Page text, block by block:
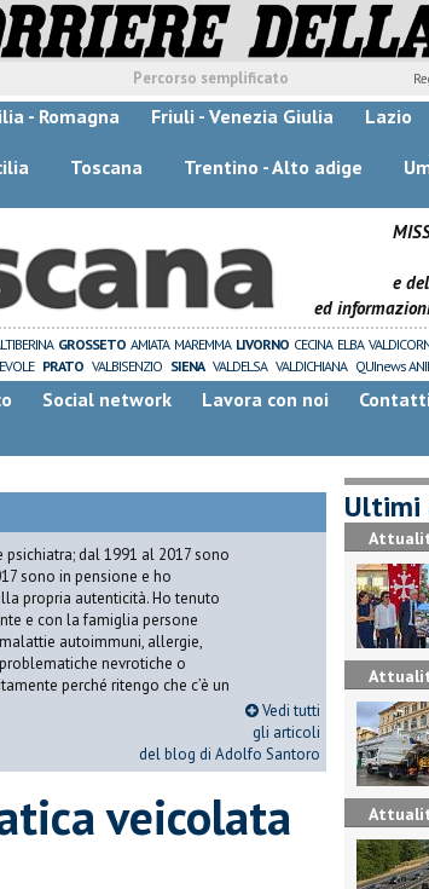
Percorso semplificato
- Romagna Friuli - Venezia Giulia Lazio
Toscana Trentino - Alto adige
e
ed
GROSSETO AMIATA MAREMMA LIVORNO CECINA ELBA
PRATO VALBISENZIO SIENA VALDELSA VALDICHIANA QUInews
Social network Lavora con noi
dal 1991 al 2017 sono
sono in pensione e ho
propria autenticità. Ho tenuto
e con la famiglia persone
autoimmuni, allergie,
nevrotiche o
perché ritengo che c’è un
Vedi tutti
gli articoli
del blog di Adolfo Santoro
veicolata